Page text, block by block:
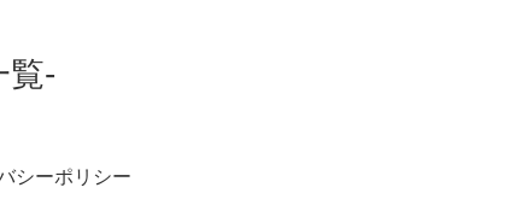
-
シーポリシー